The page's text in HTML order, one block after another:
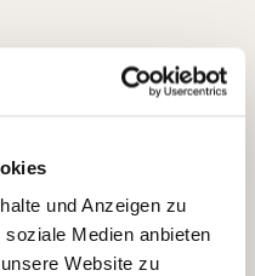
und Anzeigen zu
Medien anbieten
Website zu